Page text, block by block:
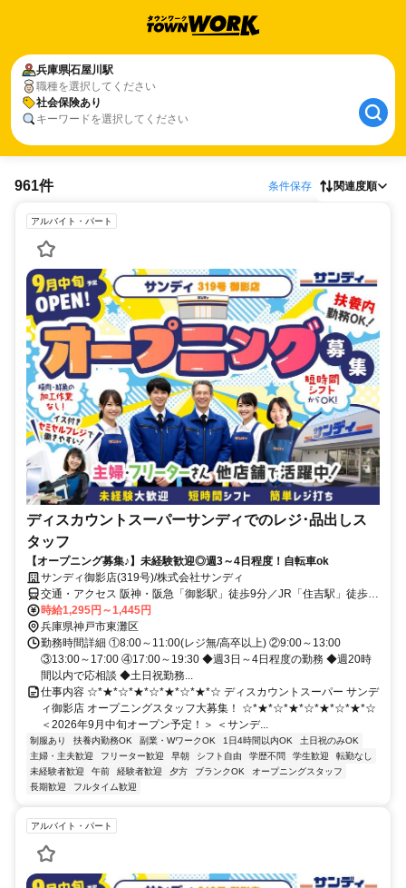
兵庫県石屋川駅
職種を選択してください
社会保険あり
キーワードを選択してください
961件 条件保存 関連度順
アルバイト・パート
ディスカウントスーパーサンディでのレジ･品出しス
タッフ
【オープニング募集♪】未経験歓迎◎週3～4日程度！自転車ok
サンディ御影店(319号)/株式会社サンディ
交通・アクセス 阪神・阪急「御影駅」徒歩9分／JR「住吉駅」徒歩
10分/自転車通勤可
時給1,295円～1,445円
兵庫県神戸市東灘区
勤務時間詳細 ①8:00～11:00(レジ無/高卒以上) ②9:00～13:00
③13:00～17:00 ④17:00～19:30 ◆週3日～4日程度の勤務 ◆週20時
間以内で応相談 ◆土日祝勤務...
仕事内容 ☆*★*☆*★*☆*★*☆*★*☆ ディスカウントスーパー サンデ
ィ御影店 オープニングスタッフ大募集！ ☆*★*☆*★*☆*★*☆*★*☆
＜2026年9月中旬オープン予定！＞ ＜サンデ...
制服あり 扶養内勤務OK 副業・WワークOK 1日4時間以内OK
土日祝のみOK
主婦・主夫歓迎
フリーター歓迎 早朝 シフト自由 学歴不問 学生歓迎
転勤なし
未経験者歓迎
午前 経験者歓迎 夕方 ブランクOK
オープニングスタッフ
長期歓迎
フルタイム歓迎
アルバイト・パート